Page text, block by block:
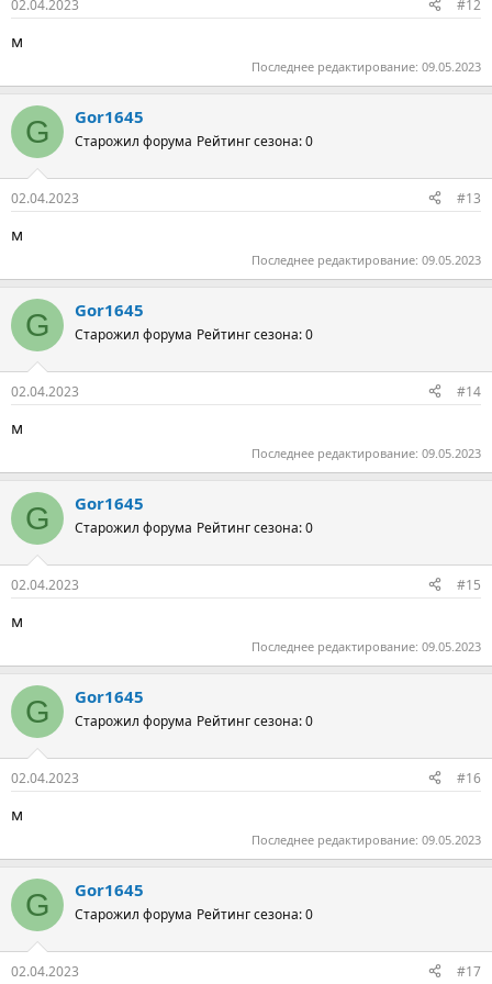
02.04.2023 #12
м
Последнее редактирование: 09.05.2023
G Gor1645
Старожил форума Рейтинг сезона: 0
02.04.2023 #13
м
Последнее редактирование: 09.05.2023
G Gor1645
Старожил форума Рейтинг сезона: 0
02.04.2023 #14
м
Последнее редактирование: 09.05.2023
G Gor1645
Старожил форума Рейтинг сезона: 0
02.04.2023 #15
м
Последнее редактирование: 09.05.2023
G Gor1645
Старожил форума Рейтинг сезона: 0
02.04.2023 #16
м
Последнее редактирование: 09.05.2023
G Gor1645
Старожил форума Рейтинг сезона: 0
02.04.2023 #17